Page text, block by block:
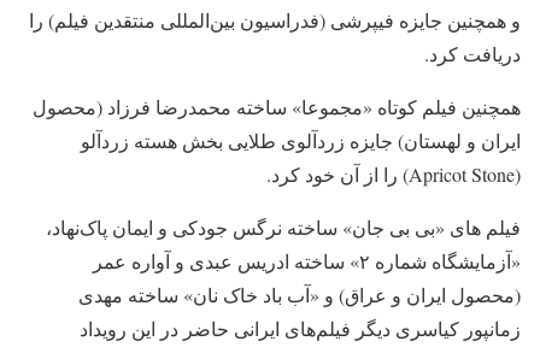
و همچنین جایزه فیپرشی (فدراسیون بین‌المللی منتقدین فیلم) را
دریافت کرد.
همچنین فیلم کوتاه «مجموعا» ساخته محمدرضا فرزاد (محصول
ایران و لهستان) جایزه زردآلوی طلایی بخش هسته زردآلو
(Apricot Stone) را از آن خود کرد.
فیلم های «بی بی جان» ساخته نرگس جودکی و ایمان پاک‌نهاد،
«آزمایشگاه شماره ۲» ساخته ادریس عبدی و آواره عمر
(محصول ایران و عراق) و «آب باد خاک نان» ساخته مهدی
زمانپور کیاسری دیگر فیلم‌های ایرانی حاضر در این رویداد